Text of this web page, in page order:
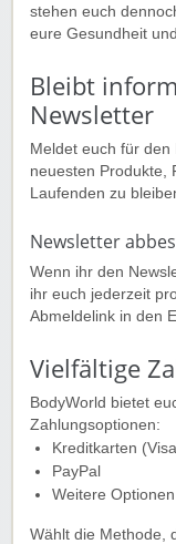
stehen euch
eure Gesundheit
Bleibt
Newsletter
Meldet euch für
neuesten Produkte,
Laufenden zu
Newsletter
Wenn ihr den
ihr euch jederzeit
Abmeldelink in den
Vielfältige
BodyWorld bietet
Zahlungsoptionen:
Kreditkarten
PayPal
Weitere
Wählt die Methode,